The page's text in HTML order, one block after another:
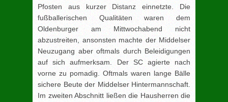
Pfosten aus kurzer Distanz einnetzte. Die
fußballerischen Qualitäten waren dem
Oldenburger am Mittwochabend nicht
abzustreiten, ansonsten machte der Middelser
Neuzugang aber oftmals durch Beleidigungen
auf sich aufmerksam. Der SC agierte nach
vorne zu pomadig. Oftmals waren lange Bälle
sichere Beute der Middelser Hintermannschaft.
Im zweiten Abschnitt ließen die Hausherren die